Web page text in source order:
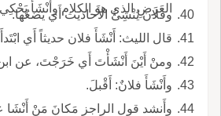
العَرَضِ الذي هو الكلام وأَنْشَأَ
وفلان يُنْشِئُ الأَحاديث أَي يضعُها.
قال الليث: أَنْشَأَ فلان حديثاً أَي ابْتَدأَ حديثاً ورَفَعَه.
ومنْ أَيْنَ أَنْشَأْتَ أَي خَرَجْتَ، عن ابن الأَعرابي.
وأَنْشَأَ فلانٌ: أَقْبلَ.
وأَنشد قول الراجز مَكانَ مَنْ أَنْشَا